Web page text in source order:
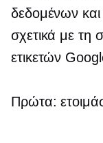
δεδομένων και
σχετικά με τη
ετικετών
Πρώτα: